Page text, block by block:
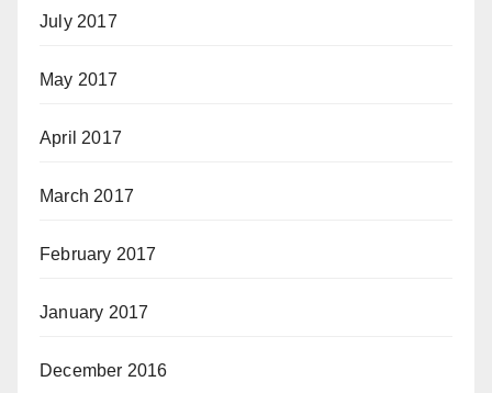
July 2017
May 2017
April 2017
March 2017
February 2017
January 2017
December 2016